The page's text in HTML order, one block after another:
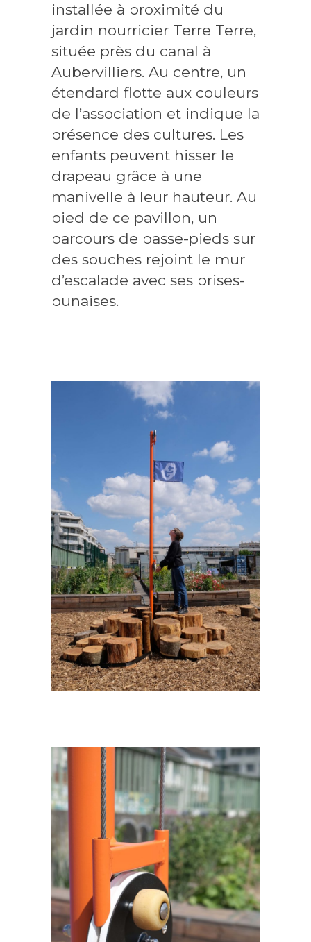
installée à proximité du
jardin nourricier Terre Terre,
située près du canal à
Aubervilliers. Au centre, un
étendard flotte aux couleurs
de l’association et indique la
présence des cultures. Les
enfants peuvent hisser le
drapeau grâce à une
manivelle à leur hauteur. Au
pied de ce pavillon, un
parcours de passe-pieds sur
des souches rejoint le mur
d’escalade avec ses prises-
punaises.